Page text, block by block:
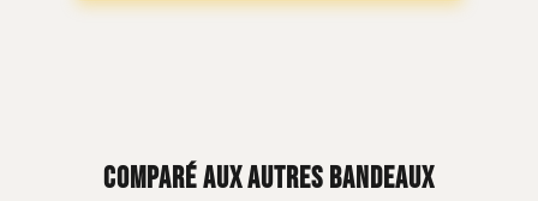
COMPARÉ AUX AUTRES BANDEAUX